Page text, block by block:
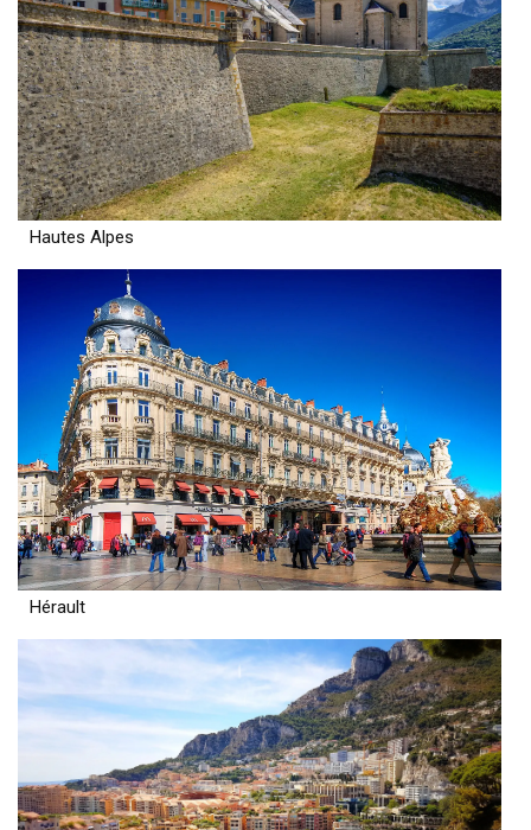
Hautes Alpes
Hérault